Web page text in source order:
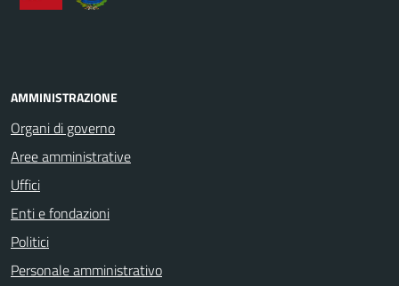
AMMINISTRAZIONE
Organi di governo
Aree amministrative
Uffici
Enti e fondazioni
Politici
Personale amministrativo